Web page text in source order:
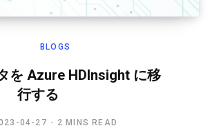
BLOGS
を Azure HDInsight に移
行する
04-27 2 MINS READ